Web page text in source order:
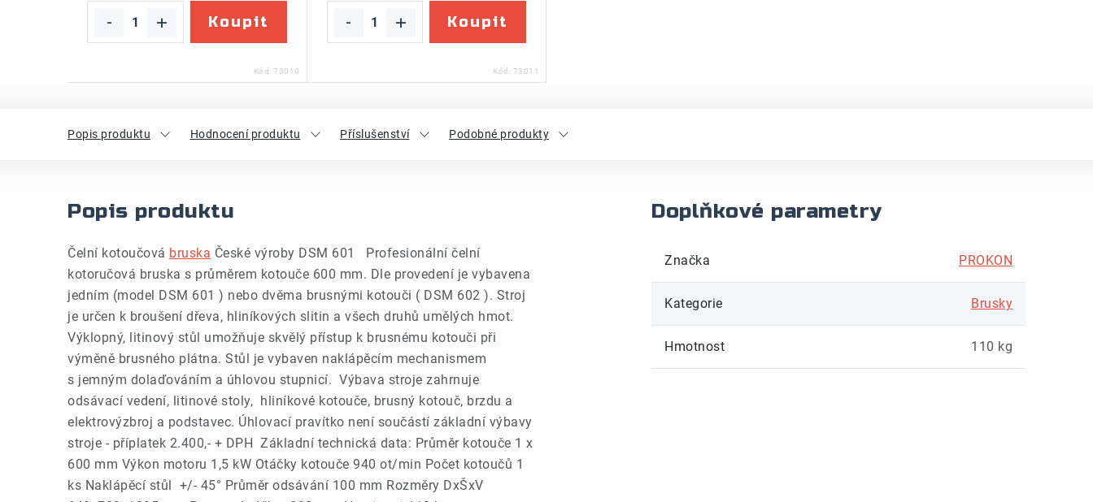
Kód: 73010 Kód: 73011
Popis produktu Hodnocení produktu Příslušenství Podobné produkty
Popis produktu
Čelní kotoučová bruska České výroby DSM 601 Profesionální čelní
kotoručová bruska s průměrem kotouče 600 mm. Dle provedení je vybavena
jedním (model DSM 601 ) nebo dvěma brusnými kotouči ( DSM 602 ). Stroj
je určen k broušení dřeva, hliníkových slitin a všech druhů umělých hmot.
Výklopný, litinový stůl umožňuje skvělý přístup k brusnému kotouči při
výměně brusného plátna. Stůl je vybaven naklápěcím mechanismem
s jemným dolaďováním a úhlovou stupnicí. Výbava stroje zahrnuje
odsávací vedení, litinové stoly, hliníkové kotouče, brusný kotouč, brzdu a
elektrovýzbroj a podstavec. Úhlovací pravítko není součástí základní výbavy
stroje - příplatek 2.400,- + DPH Základní technická data: Průměr kotouče 1 x
600 mm Výkon motoru 1,5 kW Otáčky kotouče 940 ot/min Počet kotoučů 1
ks Naklápěcí stůl +/- 45° Průměr odsávání 100 mm Rozměry DxŠxV
Doplňkové parametry
Značka PROKON
Kategorie Brusky
Hmotnost 110 kg